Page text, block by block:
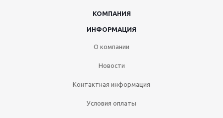
КОМПАНИЯ
ИНФОРМАЦИЯ
О компании
Новости
Контактная информация
Условия оплаты